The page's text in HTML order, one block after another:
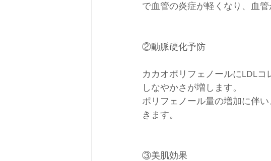
で血管の炎症が軽くなり、血管
②動脈硬化予防
カカオポリフェノールにLDL
しなやかさが増します。
ポリフェノール量の増加に伴
きます。
③美肌効果